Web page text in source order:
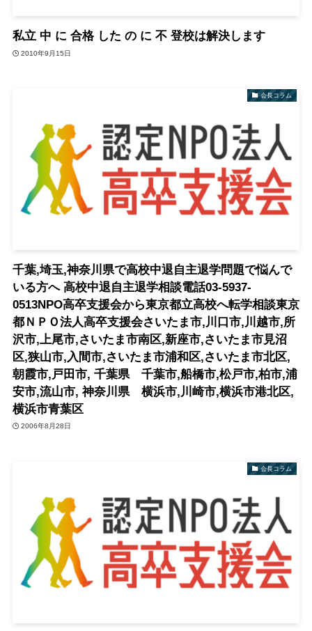
私立 中 に 合格 した の に 不 登校は解決します
2010年9月15日
会長コラム
千葉,埼玉,神奈川県で高校中退自主退学問題で悩んで
いる方へ 高校中退自主退学相談電話03-5937-
0513NPO高卒支援会から東京都立高校へ転学相談東京
都ＮＰＯ法人高卒支援会さいたま市,川口市,川越市,所
沢市,上尾市,さいたま市南区,新座市,さいたま市見沼
区,狭山市,入間市,さいたま市浦和区,さいたま市北区,
朝霞市,戸田市, 千葉県 千葉市,船橋市,松戸市,柏市,浦
安市,流山市, 神奈川県 横浜市,川崎市,横浜市港北区,
横浜市青葉区
2006年8月28日
会長コラム